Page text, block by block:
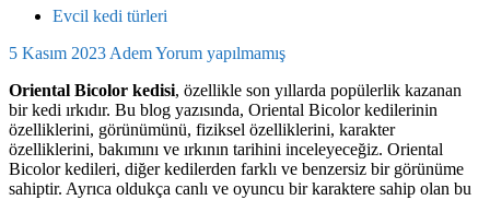
Evcil kedi türleri
5 Kasım 2023 AdemYorum yapılmamış
Oriental Bicolor kedisi, özellikle son yıllarda popülerlik kazanan
bir kedi ırkıdır. Bu blog yazısında, Oriental Bicolor kedilerinin
özelliklerini, görünümünü, fiziksel özelliklerini, karakter
özelliklerini, bakımını ve ırkının tarihini inceleyeceğiz. Oriental
Bicolor kedileri, diğer kedilerden farklı ve benzersiz bir görünüme
sahiptir. Ayrıca oldukça canlı ve oyuncu bir karaktere sahip olan bu